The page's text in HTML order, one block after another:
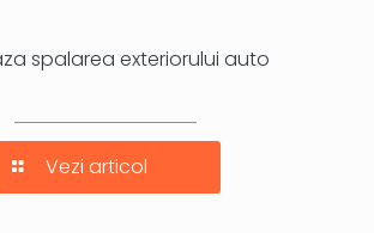
spalarea exteriorului auto
Vezi articol